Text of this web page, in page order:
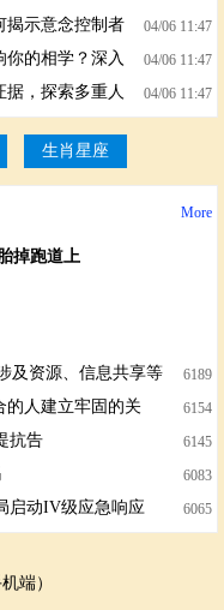
揭示意念控制者
04/06 11:47
你的相学？深入
04/06 11:47
据，探索多重人
04/06 11:47
生肖星座
More
掉跑道上
及资源、信息共享等 6189
的人建立牢固的关
6154
抗告 6145
6083
启动IV级应急响应 6065
端）